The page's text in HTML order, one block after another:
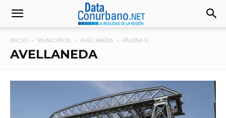
INICIO MUNICIPIOS AVELLANEDA PÁGINA 11
AVELLANEDA